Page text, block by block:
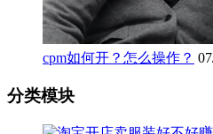
cpm如何开？怎么操作？
分类模块